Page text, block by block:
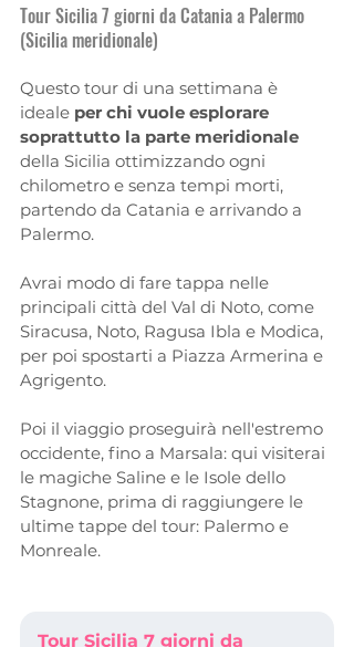
Tour Sicilia 7 giorni da Catania a Palermo
(Sicilia meridionale)
Questo tour di una settimana è
ideale per chi vuole esplorare
soprattutto la parte meridionale
della Sicilia ottimizzando ogni
chilometro e senza tempi morti,
partendo da Catania e arrivando a
Palermo.
Avrai modo di fare tappa nelle
principali città del Val di Noto, come
Siracusa, Noto, Ragusa Ibla e Modica,
per poi spostarti a Piazza Armerina e
Agrigento.
Poi il viaggio proseguirà nell'estremo
occidente, fino a Marsala: qui visiterai
le magiche Saline e le Isole dello
Stagnone, prima di raggiungere le
ultime tappe del tour: Palermo e
Monreale.
Tour Sicilia 7 giorni da